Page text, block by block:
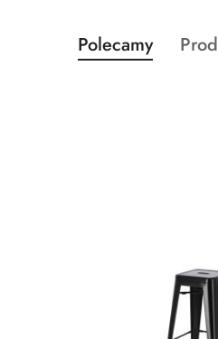
Pomiń karuzelę
Produkty
o
Polecamy